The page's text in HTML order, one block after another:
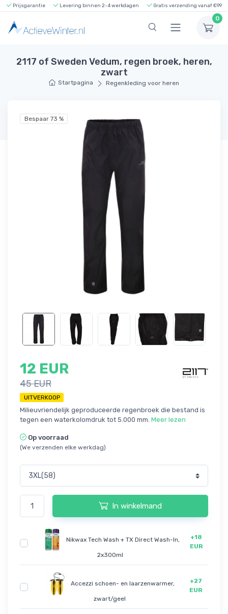
Prijsgarantie Levering binnen 2-4 werkdagen Gratis verzending vanaf €99
0
2117 of Sweden Vedum, regen broek, heren,
zwart
Startpagina Regenkleding voor heren
Bespaar 73 %
12 EUR
45 EUR
UITVERKOOP
Milieuvriendelijk geproduceerde regenbroek die bestand is
tegen een waterkolomdruk tot 5.000 mm. Meer lezen
Op voorraad
(We verzenden elke werkdag)
In winkelmand
Nikwax Tech Wash + TX Direct Wash-In,
2x300ml
+18
EUR
Accezzi schoen- en laarzenwarmer,
zwart/geel
+27
EUR